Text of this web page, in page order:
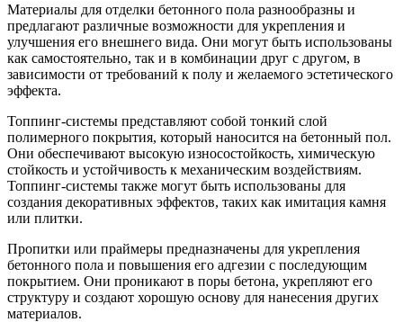
Материалы для отделки бетонного пола разнообразны и
предлагают различные возможности для укрепления и
улучшения его внешнего вида. Они могут быть использованы
как самостоятельно, так и в комбинации друг с другом, в
зависимости от требований к полу и желаемого эстетического
эффекта.
Топпинг-системы представляют собой тонкий слой
полимерного покрытия, который наносится на бетонный пол.
Они обеспечивают высокую износостойкость, химическую
стойкость и устойчивость к механическим воздействиям.
Топпинг-системы также могут быть использованы для
создания декоративных эффектов, таких как имитация камня
или плитки.
Пропитки или праймеры предназначены для укрепления
бетонного пола и повышения его адгезии с последующим
покрытием. Они проникают в поры бетона, укрепляют его
структуру и создают хорошую основу для нанесения других
материалов.